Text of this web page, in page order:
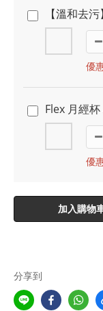
【溫和去
優
Flex 月經
優
加入購物
分享到